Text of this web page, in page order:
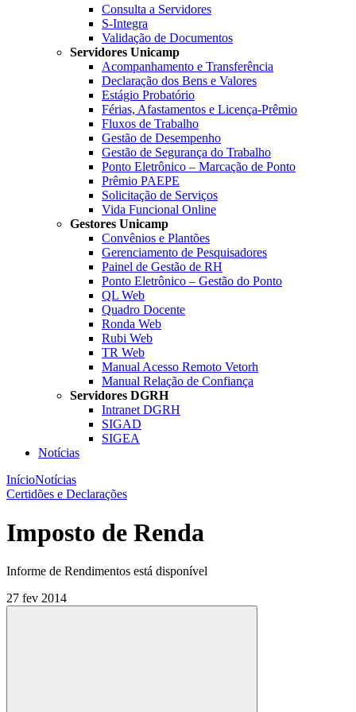
Consulta a Servidores
S-Integra
Validação de Documentos
Servidores Unicamp
Acompanhamento e Transferência
Declaração dos Bens e Valores
Estágio Probatório
Férias, Afastamentos e Licença-Prêmio
Fluxos de Trabalho
Gestão de Desempenho
Gestão de Segurança do Trabalho
Ponto Eletrônico – Marcação de Ponto
Prêmio PAEPE
Solicitação de Serviços
Vida Funcional Online
Gestores Unicamp
Convênios e Plantões
Gerenciamento de Pesquisadores
Painel de Gestão de RH
Ponto Eletrônico – Gestão do Ponto
QL Web
Quadro Docente
Ronda Web
Rubi Web
TR Web
Manual Acesso Remoto Vetorh
Manual Relação de Confiança
Servidores DGRH
Intranet DGRH
SIGAD
SIGEA
Notícias
InícioNotícias
Certidões e Declarações
Imposto de Renda
Informe de Rendimentos está disponível
27 fev 2014